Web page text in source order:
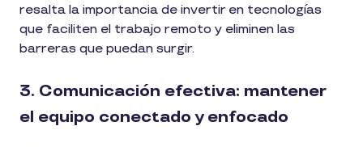
resalta la importancia de invertir en tecnologías
que faciliten el trabajo remoto y eliminen las
barreras que puedan surgir.
3. Comunicación efectiva: mantener
el equipo conectado y enfocado